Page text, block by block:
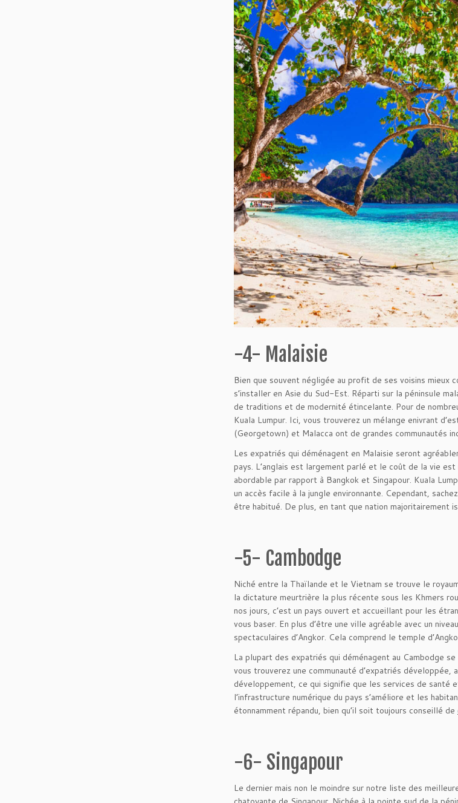
-4- Malaisie
Bien que souvent négligée au profit de ses voisins
s’installer en Asie du Sud-Est. Réparti sur la péninsule
de traditions et de modernité étincelante. Pour de
Kuala Lumpur. Ici, vous trouverez un mélange enivrant
(Georgetown) et Malacca ont de grandes communautés
Les expatriés qui déménagent en Malaisie seront
pays. L’anglais est largement parlé et le coût de la vie
abordable par rapport à Bangkok et Singapour. Kuala
un accès facile à la jungle environnante. Cependant,
être habitué. De plus, en tant que nation majoritairement
-5- Cambodge
Niché entre la Thaïlande et le Vietnam se trouve le
la dictature meurtrière la plus récente sous les Khmers
nos jours, c’est un pays ouvert et accueillant pour les
vous baser. En plus d’être une ville agréable avec un
spectaculaires d’Angkor. Cela comprend le temple
La plupart des expatriés qui déménagent au Cambodge
vous trouverez une communauté d’expatriés
développement, ce qui signifie que les services de santé
l’infrastructure numérique du pays s’améliore et les
étonnamment répandu, bien qu’il soit toujours conseillé de
-6- Singapour
Le dernier mais non le moindre sur notre liste des